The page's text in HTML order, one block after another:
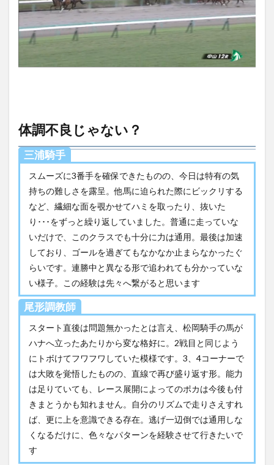
体調不良じゃない？
三浦騎手
スムーズに3番手を確保できたものの、今日は特有の気
持ちの難しさを露呈。他馬に迫られた際にビックリする
など、繊細な面を覗かせてハミを取ったり、抜いた
り･･･をずっと繰り返していました。普通に走っていな
いだけで、このクラスでも十分に力は通用。最後は加速
しており、ゴールを過ぎてもなかなか止まらなかったぐ
らいです。連勝中と異なる形で追われても分かっていな
い様子。この経験は先々へ繋がると思います
尾形調教師
スタート直後は問題無かったとは言え、松岡騎手の馬が
ハナへ立ったあたりから変な格好に。2戦目と同じよう
にトボけてフワフワしていた模様です。3、4コーナーで
は大敗を覚悟したものの、直線で再び盛り返す形。能力
は足りていても、レース展開によってのポカは今後も付
きまとうかも知れません。自分のリズムで走りさえすれ
ば、更に上を意識できる存在。逃げ一辺倒では通用しな
くなるだけに、色々なパターンを経験させて行きたいで
す